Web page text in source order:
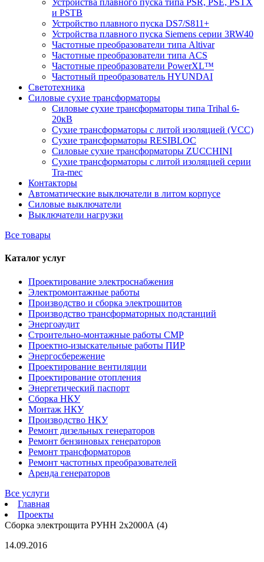
Устройства плавного пуска типа PSR, PSE, PSTX
и PSTB
Устройство плавного пуска DS7/S811+
Устройства плавного пуска Siemens серии 3RW40
Частотные преобразователи типа Altivar
Частотные преобразователи типа ACS
Частотные преобразователи PowerXL™
Частотный преобразователь HYUNDAI
Светотехника
Силовые сухие трансформаторы
Силовые сухие трансформаторы типа Trihal 6-
20кВ
Сухие трансформаторы с литой изоляцией (VCC)
Сухие трансформаторы RESIBLOC
Силовые сухие трансформаторы ZUCCHINI
Сухие трансформаторы с литой изоляцией серии
Tra-mec
Контакторы
Автоматические выключатели в литом корпусе
Силовые выключатели
Выключатели нагрузки
Все товары
Каталог услуг
Проектирование электроснабжения
Электромонтажные работы
Производство и сборка электрощитов
Производство трансформаторных подстанций
Энергоаудит
Строительно-монтажные работы СМР
Проектно-изыскательные работы ПИР
Энергосбережение
Проектирование вентиляции
Проектирование отопления
Энергетический паспорт
Сборка НКУ
Монтаж НКУ
Производство НКУ
Ремонт дизельных генераторов
Ремонт бензиновых генераторов
Ремонт трансформаторов
Ремонт частотных преобразователей
Аренда генераторов
Все услуги
Главная
Проекты
Сборка электрощита РУНН 2х2000А (4)
14.09.2016